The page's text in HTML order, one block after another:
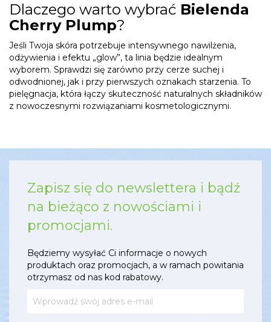
Dlaczego warto wybrać Bielenda
Cherry Plump?
Jeśli Twoja skóra potrzebuje intensywnego nawilżenia,
odżywienia i efektu „glow”, ta linia będzie idealnym
wyborem. Sprawdzi się zarówno przy cerze suchej i
odwodnionej, jak i przy pierwszych oznakach starzenia. To
pielęgnacja, która łączy skuteczność naturalnych składników
z nowoczesnymi rozwiązaniami kosmetologicznymi.
Zapisz się do newslettera i bądź
na bieżąco z nowościami i
promocjami.
Będziemy wysyłać Ci informacje o nowych
produktach oraz promocjach, a w ramach powitania
otrzymasz od nas kod rabatowy.